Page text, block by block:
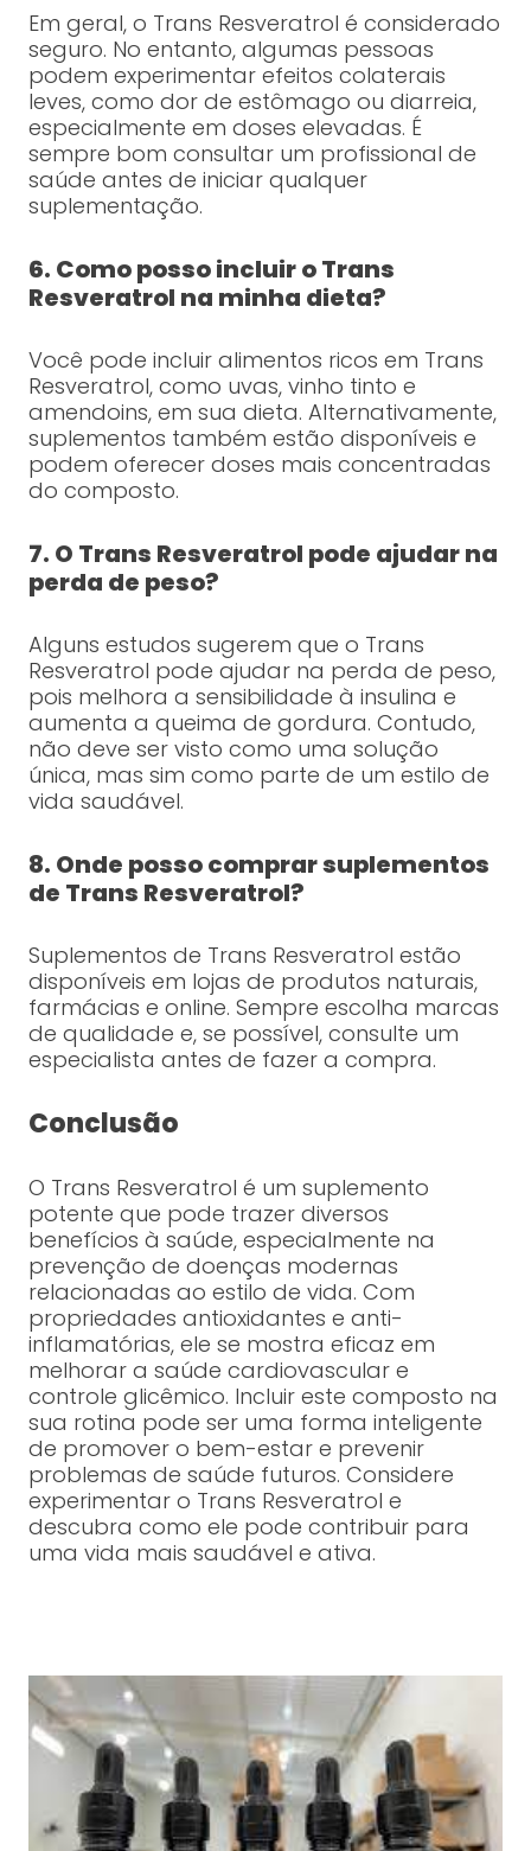
Em geral, o Trans Resveratrol é considerado
seguro. No entanto, algumas pessoas
podem experimentar efeitos colaterais
leves, como dor de estômago ou diarreia,
especialmente em doses elevadas. É
sempre bom consultar um profissional de
saúde antes de iniciar qualquer
suplementação.
6. Como posso incluir o Trans
Resveratrol na minha dieta?
Você pode incluir alimentos ricos em Trans
Resveratrol, como uvas, vinho tinto e
amendoins, em sua dieta. Alternativamente,
suplementos também estão disponíveis e
podem oferecer doses mais concentradas
do composto.
7. O Trans Resveratrol pode ajudar na
perda de peso?
Alguns estudos sugerem que o Trans
Resveratrol pode ajudar na perda de peso,
pois melhora a sensibilidade à insulina e
aumenta a queima de gordura. Contudo,
não deve ser visto como uma solução
única, mas sim como parte de um estilo de
vida saudável.
8. Onde posso comprar suplementos
de Trans Resveratrol?
Suplementos de Trans Resveratrol estão
disponíveis em lojas de produtos naturais,
farmácias e online. Sempre escolha marcas
de qualidade e, se possível, consulte um
especialista antes de fazer a compra.
Conclusão
O Trans Resveratrol é um suplemento
potente que pode trazer diversos
benefícios à saúde, especialmente na
prevenção de doenças modernas
relacionadas ao estilo de vida. Com
propriedades antioxidantes e anti-
inflamatórias, ele se mostra eficaz em
melhorar a saúde cardiovascular e
controle glicêmico. Incluir este composto na
sua rotina pode ser uma forma inteligente
de promover o bem-estar e prevenir
problemas de saúde futuros. Considere
experimentar o Trans Resveratrol e
descubra como ele pode contribuir para
uma vida mais saudável e ativa.